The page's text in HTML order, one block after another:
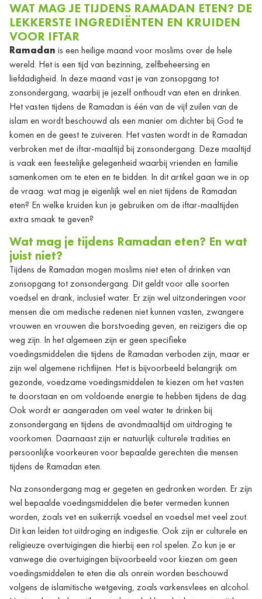
WAT MAG JE TIJDENS RAMADAN ETEN? DE
LEKKERSTE INGREDIËNTEN EN KRUIDEN
VOOR IFTAR
Ramadan is een heilige maand voor moslims over de hele
wereld. Het is een tijd van bezinning, zelfbeheersing en
liefdadigheid. In deze maand vast je van zonsopgang tot
zonsondergang, waarbij je jezelf onthoudt van eten en drinken.
Het vasten tijdens de Ramadan is één van de vijf zuilen van de
islam en wordt beschouwd als een manier om dichter bij God te
komen en de geest te zuiveren. Het vasten wordt in de Ramadan
verbroken met de iftar-maaltijd bij zonsondergang. Deze maaltijd
is vaak een feestelijke gelegenheid waarbij vrienden en familie
samenkomen om te eten en te bidden. In dit artikel gaan we in op
de vraag: wat mag je eigenlijk wel en niet tijdens de Ramadan
eten? En welke kruiden kun je gebruiken om de iftar-maaltijden
extra smaak te geven?
Wat mag je tijdens Ramadan eten? En wat
juist niet?
Tijdens de Ramadan mogen moslims niet eten of drinken van
zonsopgang tot zonsondergang. Dit geldt voor alle soorten
voedsel en drank, inclusief water. Er zijn wel uitzonderingen voor
mensen die om medische redenen niet kunnen vasten, zwangere
vrouwen en vrouwen die borstvoeding geven, en reizigers die op
weg zijn. In het algemeen zijn er geen specifieke
voedingsmiddelen die tijdens de Ramadan verboden zijn, maar er
zijn wel algemene richtlijnen. Het is bijvoorbeeld belangrijk om
gezonde, voedzame voedingsmiddelen te kiezen om het vasten
te doorstaan en om voldoende energie te hebben tijdens de dag.
Ook wordt er aangeraden om veel water te drinken bij
zonsondergang en tijdens de avondmaaltijd om uitdroging te
voorkomen. Daarnaast zijn er natuurlijk culturele tradities en
persoonlijke voorkeuren voor bepaalde gerechten die mensen
tijdens de Ramadan eten.
Na zonsondergang mag er gegeten en gedronken worden. Er zijn
wel bepaalde voedingsmiddelen die beter vermeden kunnen
worden, zoals vet en suikerrijk voedsel en voedsel met veel zout.
Dit kan leiden tot uitdroging en indigestie. Ook zijn er culturele en
religieuze overtuigingen die hierbij een rol spelen. Zo kun je er
vanwege die overtuigingen bijvoorbeeld voor kiezen om geen
voedingsmiddelen te eten die als onrein worden beschouwd
volgens de islamitische wetgeving, zoals varkensvlees en alcohol.